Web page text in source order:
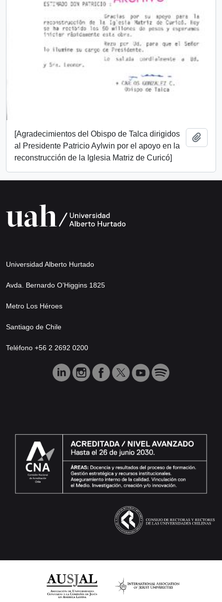
[Agradecimientos del Obispo de Talca dirigidos
al Presidente Patricio Aylwin por el apoyo en la
reconstrucción de la Iglesia Matriz de Curicó]
Universidad Alberto Hurtado
Avda. Bernardo O’Higgins 1825
Metro Los Héroes
Santiago de Chile
Teléfono +56 2 2692 0200